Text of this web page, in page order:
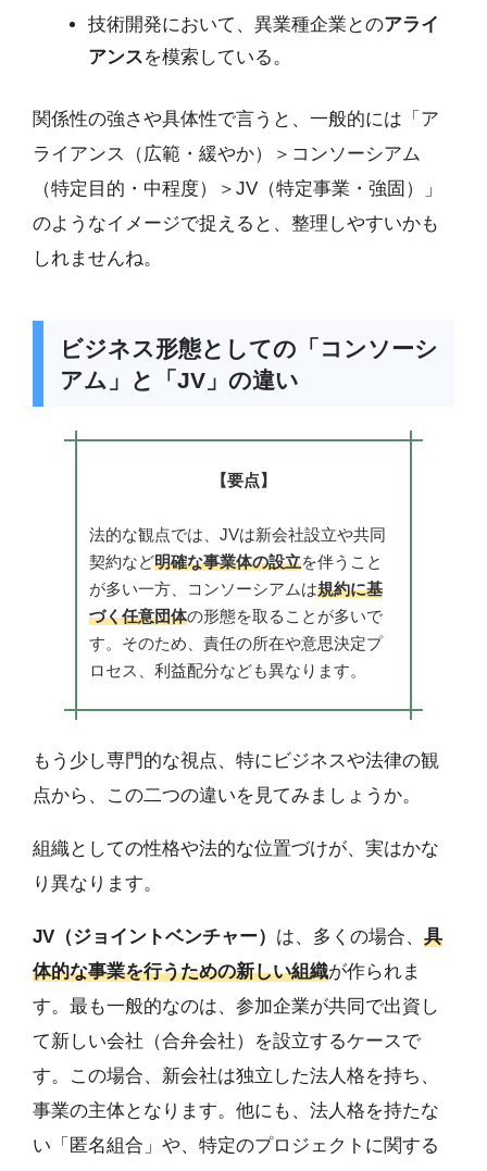
技術開発において、異業種企業とのアライ
アンスを模索している。
関係性の強さや具体性で言うと、一般的には「ア
ライアンス（広範・緩やか）＞コンソーシアム
（特定目的・中程度）＞JV（特定事業・強固）」
のようなイメージで捉えると、整理しやすいかも
しれませんね。
ビジネス形態としての「コンソーシ
アム」と「JV」の違い
【要点】
法的な観点では、JVは新会社設立や共同
契約など明確な事業体の設立を伴うこと
が多い一方、コンソーシアムは規約に基
づく任意団体の形態を取ることが多いで
す。そのため、責任の所在や意思決定プ
ロセス、利益配分なども異なります。
もう少し専門的な視点、特にビジネスや法律の観
点から、この二つの違いを見てみましょうか。
組織としての性格や法的な位置づけが、実はかな
り異なります。
JV（ジョイントベンチャー） は、多くの場合、 具
体的な事業を行うための新しい組織が作られま
す。最も一般的なのは、参加企業が共同で出資し
て新しい会社（合弁会社）を設立するケースで
す。この場合、新会社は独立した法人格を持ち、
事業の主体となります。他にも、法人格を持たな
い「匿名組合」や、特定のプロジェクトに関する